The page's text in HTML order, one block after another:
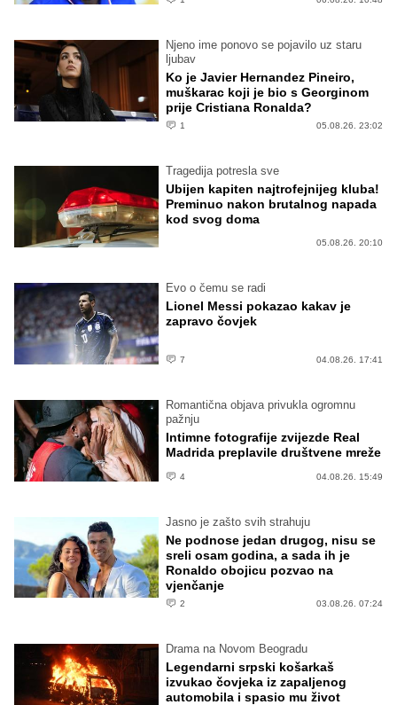
Njeno ime ponovo se pojavilo uz staru
ljubav
Ko je Javier Hernandez Pineiro,
muškarac koji je bio s Georginom
prije Cristiana Ronalda?
1 05.08.26. 23:02
Tragedija potresla sve
Ubijen kapiten najtrofejnijeg kluba!
Preminuo nakon brutalnog napada
kod svog doma
05.08.26. 20:10
Evo o čemu se radi
Lionel Messi pokazao kakav je
zapravo čovjek
7 04.08.26. 17:41
Romantična objava privukla ogromnu
pažnju
Intimne fotografije zvijezde Real
Madrida preplavile društvene mreže
4 04.08.26. 15:49
Jasno je zašto svih strahuju
Ne podnose jedan drugog, nisu se
sreli osam godina, a sada ih je
Ronaldo obojicu pozvao na
vjenčanje
2 03.08.26. 07:24
Drama na Novom Beogradu
Legendarni srpski košarkaš
izvukao čovjeka iz zapaljenog
automobila i spasio mu život